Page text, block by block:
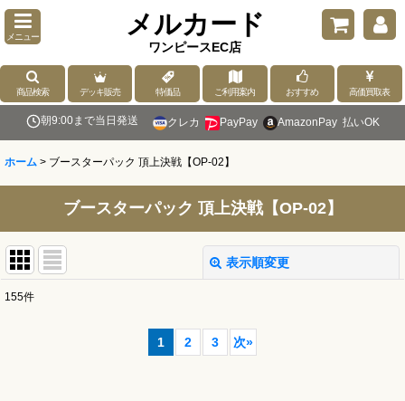
メニュー メルカード
ワンピースEC店
商品検索 デッキ販売 特価品 ご利用案内 おすすめ 高価買取表
朝9:00まで当日発送 クレカ PayPay AmazonPay 払いOK
ホーム > ブースターパック 頂上決戦【OP-02】
ブースターパック 頂上決戦【OP-02】
表示順変更
155件
1 2 3 次»